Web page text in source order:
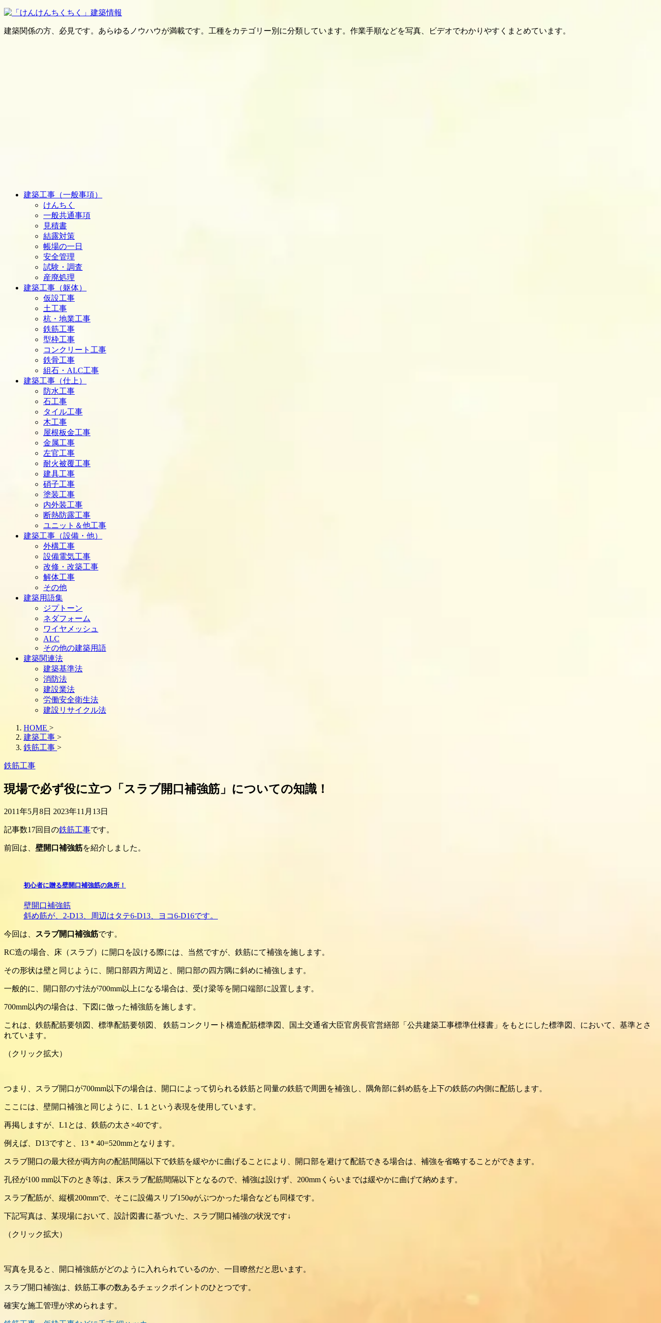
建築関係の方、必見です。あらゆるノウハウが満載です。工種をカテゴリー別に分類しています。作業手順などを写真、ビデオでわかりやすくまとめています。
建築工事（一般事項）
けんちく
一般共通事項
見積書
結露対策
帳場の一日
安全管理
試験・調査
産廃処理
建築工事（躯体）
仮設工事
土工事
杭・地業工事
鉄筋工事
型枠工事
コンクリート工事
鉄骨工事
組石・ALC工事
建築工事（仕上）
防水工事
石工事
タイル工事
木工事
屋根板金工事
金属工事
左官工事
耐火被覆工事
建具工事
硝子工事
塗装工事
内外装工事
断熱防露工事
ユニット＆他工事
建築工事（設備・他）
外構工事
設備電気工事
改修・改築工事
解体工事
その他
建築用語集
ジプトーン
ネダフォーム
ワイヤメッシュ
ALC
その他の建築用語
建築関連法
建築基準法
消防法
建設業法
労働安全衛生法
建設リサイクル法
HOME >
建築工事 >
鉄筋工事 >
鉄筋工事
現場で必ず役に立つ「スラブ開口補強筋」についての知識！
2011年5月8日 2023年11月13日
記事数17回目の鉄筋工事です。
前回は、 壁開口補強筋を紹介しました。
初心者に贈る壁開口補強筋の急所！
壁開口補強筋
斜め筋が、2-D13、周辺はタテ6-D13、ヨコ6-D16です。
今回は、 スラブ開口補強筋です。
RC造の場合、床（スラブ）に開口を設ける際には、当然ですが、鉄筋にて補強を施します。
その形状は壁と同じように、開口部四方周辺と、開口部の四方隅に斜めに補強します。
一般的に、開口部の寸法が700mm以上になる場合は、受け梁等を開口端部に設置します。
700mm以内の場合は、下図に倣った補強筋を施します。
これは、鉄筋配筋要領図、標準配筋要領図、 鉄筋コンクリート構造配筋標準図、国土交通省大臣官房長官営繕部「公共建築工事標準仕様書」をもとにした標準図、において、基準とさ
れています。
（クリック拡大）
つまり、スラブ開口が700mm以下の場合は、開口によって切られる鉄筋と同量の鉄筋で周囲を補強し、隅角部に斜め筋を上下の鉄筋の内側に配筋します。
ここには、壁開口補強と同じように、L１という表現を使用しています。
再掲しますが、L1とは、鉄筋の太さ×40です。
例えば、D13ですと、13＊40=520mmとなります。
スラブ開口の最大径が両方向の配筋間隔以下で鉄筋を緩やかに曲げることにより、開口部を避けて配筋できる場合は、補強を省略することができます。
孔径が100 mm以下のとき等は、床スラブ配筋間隔以下となるので、補強は設けず、200mmくらいまでは緩やかに曲げて納めます。
スラブ配筋が、縦横200mmで、そこに設備スリブ150φがぶつかった場合なども同様です。
下記写真は、某現場において、設計図書に基づいた、スラブ開口補強の状況です↓
（クリック拡大）
写真を見ると、開口補強筋がどのように入れられているのか、一目瞭然だと思います。
スラブ開口補強は、鉄筋工事の数あるチェックポイントのひとつです。
確実な施工管理が求められます。